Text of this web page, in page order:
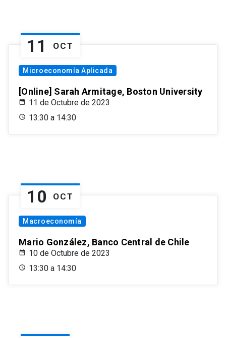
11 OCT
Microeconomía Aplicada
[Online] Sarah Armitage, Boston University
11 de Octubre de 2023
13:30 a 14:30
10 OCT
Macroeconomía
Mario González, Banco Central de Chile
10 de Octubre de 2023
13:30 a 14:30